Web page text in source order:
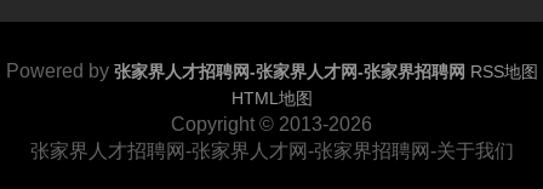
Powered by 张家界人才招聘网-张家界人才网-张家界招聘网 RSS地图
HTML地图
Copyright © 2013-2026
张家界人才招聘网-张家界人才网-张家界招聘网-关于我们